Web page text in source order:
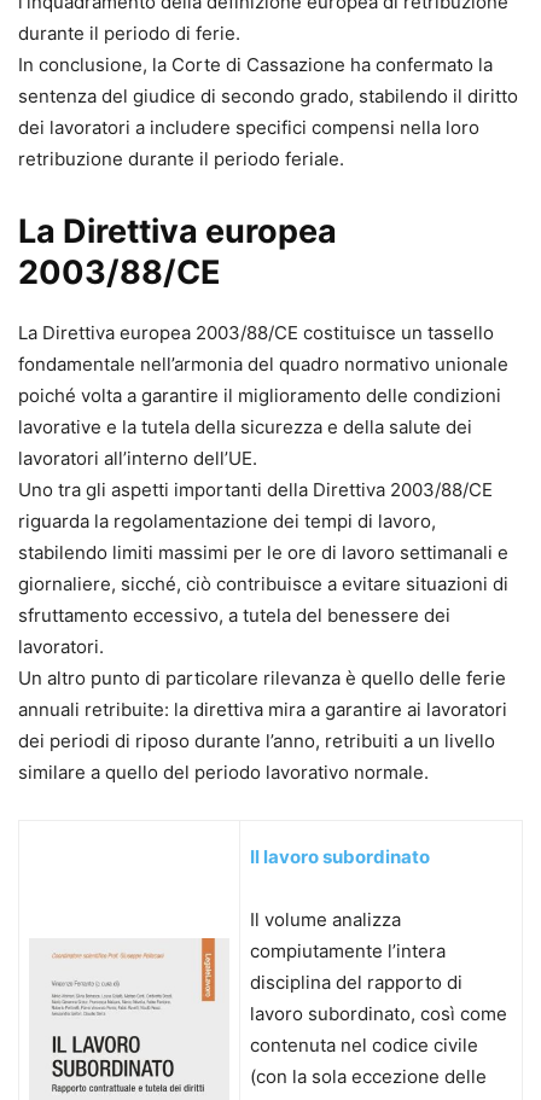
durante il periodo di ferie.
In conclusione, la Corte di Cassazione ha confermato la
sentenza del giudice di secondo grado, stabilendo il diritto
dei lavoratori a includere specifici compensi nella loro
retribuzione durante il periodo feriale.
La Direttiva europea
2003/88/CE
La Direttiva europea 2003/88/CE costituisce un tassello
fondamentale nell’armonia del quadro normativo unionale
poiché volta a garantire il miglioramento delle condizioni
lavorative e la tutela della sicurezza e della salute dei
lavoratori all’interno dell’UE.
Uno tra gli aspetti importanti della Direttiva 2003/88/CE
riguarda la regolamentazione dei tempi di lavoro,
stabilendo limiti massimi per le ore di lavoro settimanali e
giornaliere, sicché, ciò contribuisce a evitare situazioni di
sfruttamento eccessivo, a tutela del benessere dei
lavoratori.
Un altro punto di particolare rilevanza è quello delle ferie
annuali retribuite: la direttiva mira a garantire ai lavoratori
dei periodi di riposo durante l’anno, retribuiti a un livello
similare a quello del periodo lavorativo normale.
Il lavoro subordinato
Il volume analizza
compiutamente l’intera
disciplina del rapporto di
lavoro subordinato, così come
contenuta nel codice civile
(con la sola eccezione delle